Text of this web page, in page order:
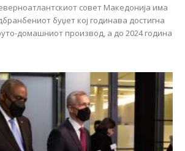
совет Македонија има
буџет кој годинава достигна
домашниот производ, а до 2024 година